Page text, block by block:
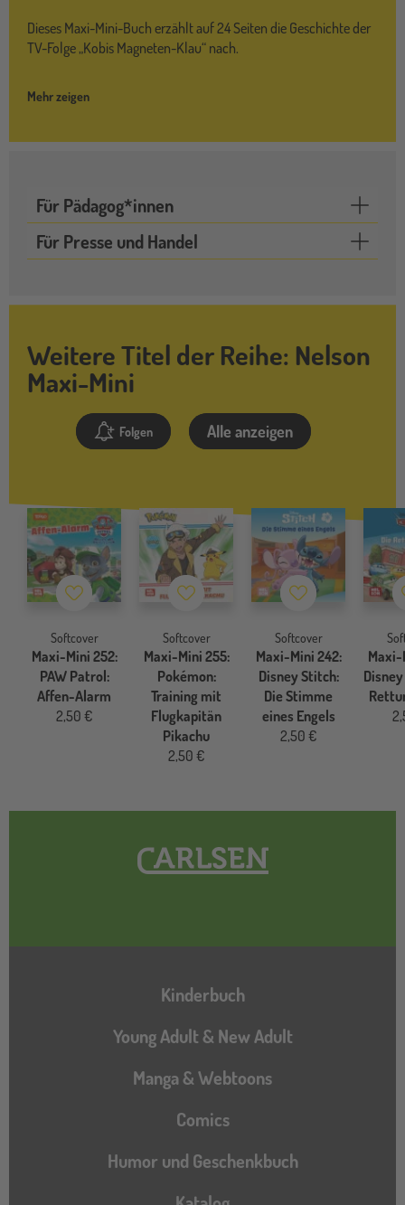
Dieses Maxi-Mini-Buch erzählt auf 24 Seiten die Geschichte der
TV-Folge „Kobis Magneten-Klau“ nach.
Mehr zeigen
Für Pädagog*innen
Für Presse und Handel
Weitere Titel der Reihe: Nelson
Maxi-Mini
Folgen Alle anzeigen
Merkzettel
Softcover
Maxi-Mini 252:
PAW Patrol:
Affen-Alarm
2,50 €
Merkzettel
Softcover
Maxi-Mini 255:
Pokémon:
Training mit
Flugkapitän
Pikachu
2,50 €
Merkzettel
Softcover
Maxi-Mini 242:
Disney Stitch:
Die Stimme
eines Engels
2,50 €
Maxi-
Hauptnavigation
Kinderbuch
Young Adult & New Adult
Manga & Webtoons
Comics
Humor und Geschenkbuch
Katalog